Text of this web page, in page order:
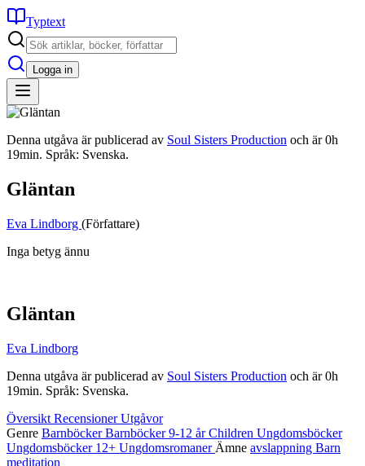
Typtext
Logga in
Denna utgåva är publicerad av Soul Sisters Production och är 0h
19min. Språk: Svenska.
Gläntan
Eva Lindborg (Författare)
Inga betyg ännu
Gläntan
Eva Lindborg
Denna utgåva är publicerad av Soul Sisters Production och är 0h
19min. Språk: Svenska.
Översikt RecensionerUtgåvor
Genre BarnböckerBarnböcker 9-12 årChildren Ungdomsböcker
Ungdomsböcker 12+ Ungdomsromaner Ämne avslappning Barn
meditation